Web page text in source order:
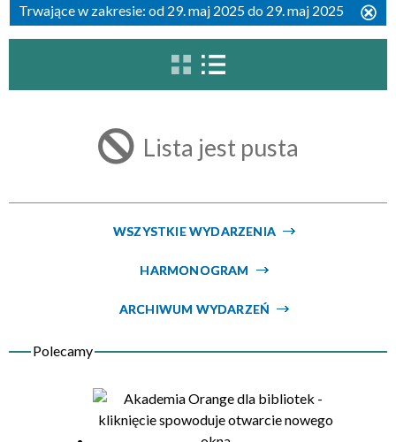
Szukana fraza
Trwające w zakresie
Trwające w zakresie: od 29. maj 2025 do 29. maj 2025
ten
Lista jest pusta
WSZYSTKIE WYDARZENIA
HARMONOGRAM
ARCHIWUM WYDARZEŃ